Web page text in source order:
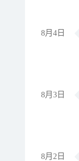
8月4日
8月3日
8月2日